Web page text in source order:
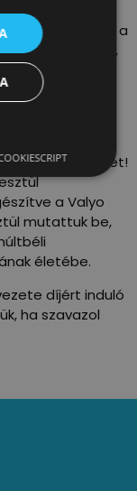
folyami uszoda a
fontosnak tartjuk,
a nyári
c. könyvet!
a Valyo
mutattuk be,
életébe.
díjért induló
ha szavazol